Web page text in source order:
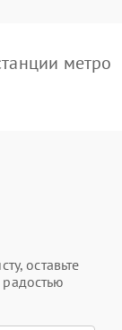
метро
оставьте